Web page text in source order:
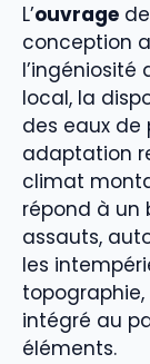
L’ouvrage
conception
l’ingéniosité
local, la
des eaux de
adaptation
climat
répond à un
assauts,
les
intégré au
éléments.